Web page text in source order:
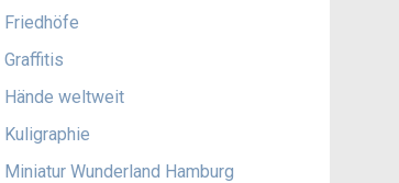
Friedhöfe
Graffitis
Hände weltweit
Kuligraphie
Miniatur Wunderland Hamburg